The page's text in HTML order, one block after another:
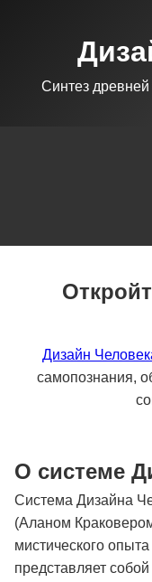
Синтез
Дизайн
самопознания,
О системе
Система Дизайна
(Аланом
мистического
представляет